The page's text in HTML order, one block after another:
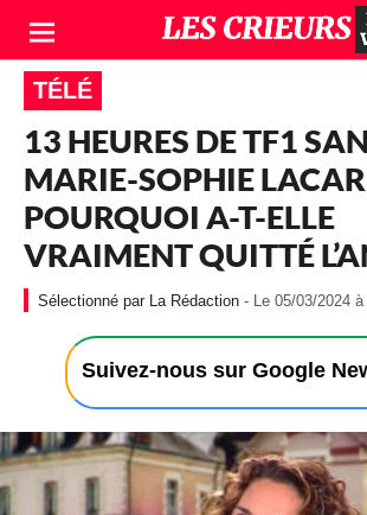
TÉLÉ
13 HEURES DE TF1
MARIE-SOPHIE
POURQUOI A-T-ELLE
VRAIMENT QUITTÉ
La Rédaction - Le 05/03/2024
Suivez-nous sur Google